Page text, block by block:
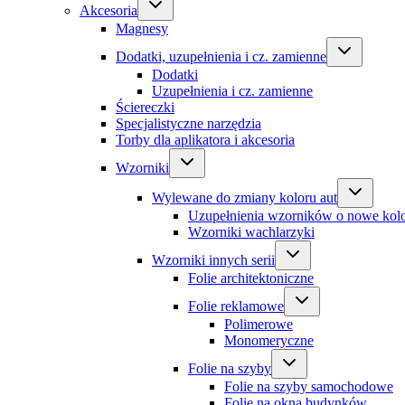
Akcesoria
Magnesy
Dodatki, uzupełnienia i cz. zamienne
Dodatki
Uzupełnienia i cz. zamienne
Ściereczki
Specjalistyczne narzędzia
Torby dla aplikatora i akcesoria
Wzorniki
Wylewane do zmiany koloru aut
Uzupełnienia wzorników o nowe
Wzorniki wachlarzyki
Wzorniki innych serii
Folie architektoniczne
Folie reklamowe
Polimerowe
Monomeryczne
Folie na szyby
Folie na szyby samochodowe